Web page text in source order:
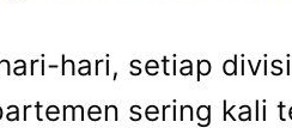
hari, setiap
sering kali